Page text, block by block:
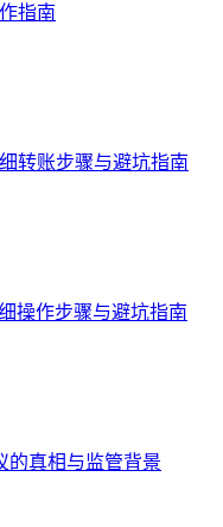
指南
转账步骤与避坑指南
操作步骤与避坑指南
的真相与监管背景